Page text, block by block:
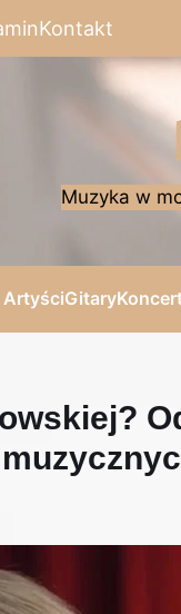
Kontakt
Muzyka w
ArtyściGitary